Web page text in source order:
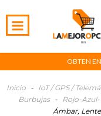
OBTEN
Inicio - IoT / GPS /
Burbujas - Rojo-Azul-
Ámbar,